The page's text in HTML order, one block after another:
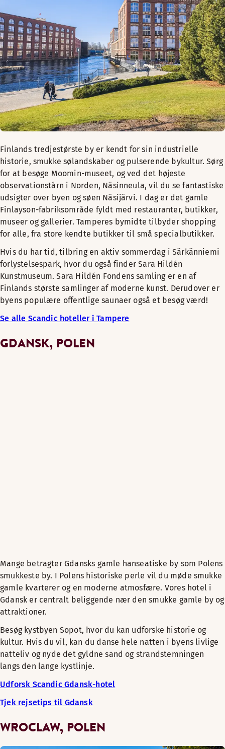
Finlands tredjestørste by er kendt for sin industrielle
historie, smukke sølandskaber og pulserende bykultur. Sørg
for at besøge Moomin-museet, og ved det højeste
observationstårn i Norden, Näsinneula, vil du se fantastiske
udsigter over byen og søen Näsijärvi. I dag er det gamle
Finlayson-fabriksområde fyldt med restauranter, butikker,
museer og gallerier. Tamperes bymidte tilbyder shopping
for alle, fra store kendte butikker til små specialbutikker.
Hvis du har tid, tilbring en aktiv sommerdag i Särkänniemi
forlystelsespark, hvor du også finder Sara Hildén
Kunstmuseum. Sara Hildén Fondens samling er en af
Finlands største samlinger af moderne kunst. Derudover er
byens populære offentlige saunaer også et besøg værd!
Se alle Scandic hoteller i Tampere
GDANSK, POLEN
Mange betragter Gdansks gamle hanseatiske by som Polens
smukkeste by. I Polens historiske perle vil du møde smukke
gamle kvarterer og en moderne atmosfære. Vores hotel i
Gdansk er centralt beliggende nær den smukke gamle by og
attraktioner.
Besøg kystbyen Sopot, hvor du kan udforske historie og
kultur. Hvis du vil, kan du danse hele natten i byens livlige
natteliv og nyde det gyldne sand og strandstemningen
langs den lange kystlinje.
Udforsk Scandic Gdansk-hotel
Tjek rejsetips til Gdansk
WROCLAW, POLEN